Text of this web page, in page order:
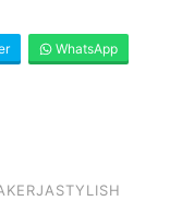
WhatsApp